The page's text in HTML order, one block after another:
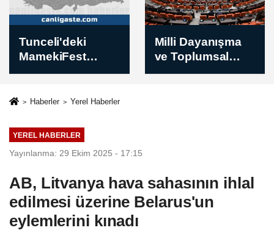
Milli Dayanışma
ve Toplumsal
Bütünleşmenin
e Dair Kanun
Adalet
Komisyonunda
Milli Dayanışma
ve Toplumsal
Bütünleşmenin
Haberler Yerel Haberler
YEREL HABERLER
Yayınlanma: 29 Ekim 2025 - 17:15
AB, Litvanya hava sahasının ihlal
edilmesi üzerine Belarus'un
eylemlerini kınadı